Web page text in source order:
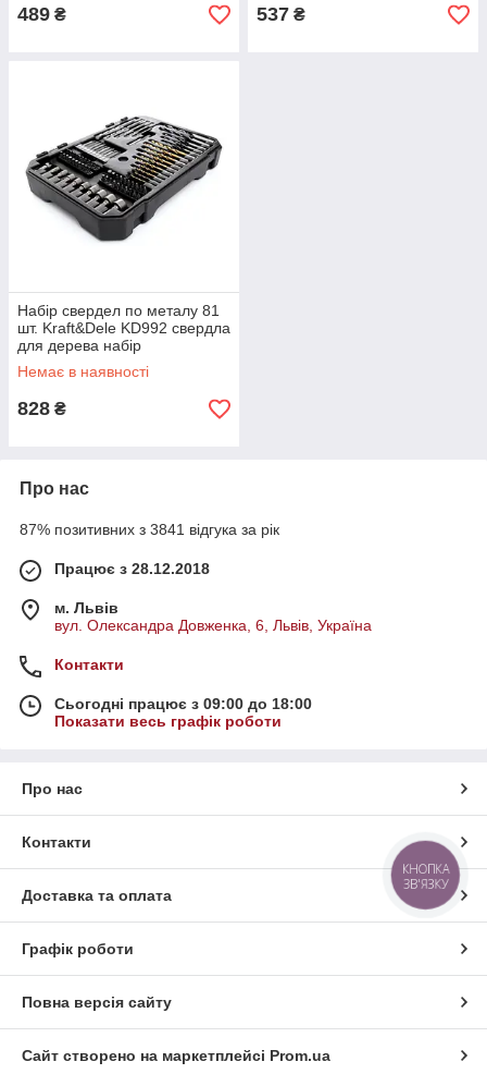
489 ₴ 537 ₴
Набір свердел по металу 81
шт. Kraft&Dele KD992 свердла
для дерева набір
Немає в наявності
828 ₴
Про нас
87% позитивних з 3841 відгука за рік
Працює з 28.12.2018
м. Львів
вул. Олександра Довженка, 6, Львів, Україна
Контакти
Сьогодні працює з 09:00 до 18:00
Показати весь графік роботи
Про нас
Контакти
Доставка та оплата
Графік роботи
Повна версія сайту
Сайт створено на маркетплейсі Prom.ua
КНОПКА
ЗВ'ЯЗКУ